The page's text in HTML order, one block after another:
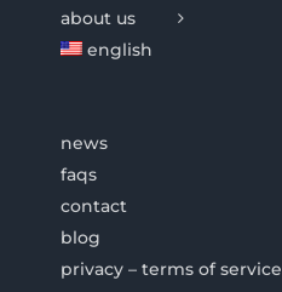
about us
english
news
faqs
contact
blog
privacy – terms of service